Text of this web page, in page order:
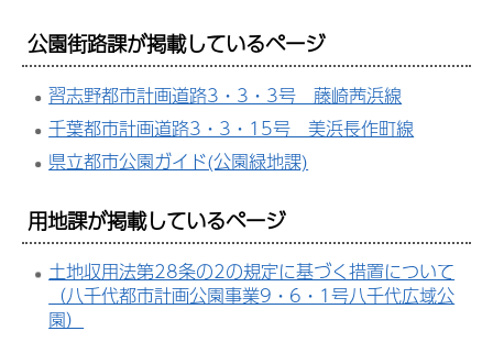
公園街路課が掲載しているページ
習志野都市計画道路3・3・3号 藤崎茜浜線
千葉都市計画道路3・3・15号 美浜長作町線
県立都市公園ガイド(公園緑地課)
用地課が掲載しているページ
土地収用法第28条の2の規定に基づく措置について
（八千代都市計画公園事業9・6・1号八千代広域公
園）